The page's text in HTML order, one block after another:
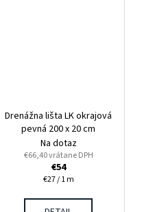
Drenážna lišta LK okrajová
pevná 200 x 20 cm
Na dotaz
€66,40 vrátane DPH
€54
Jednotková
€27 / 1 m